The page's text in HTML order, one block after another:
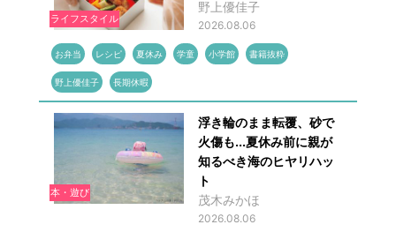
ライフスタイル
野上優佳子
2026.08.06
お弁当 レシピ 夏休み 学童 小学館 書籍抜粋
野上優佳子 長期休暇
本・遊び
浮き輪のまま転覆、砂で
火傷も...夏休み前に親が
知るべき海のヒヤリハッ
ト
茂木みかほ
2026.08.06